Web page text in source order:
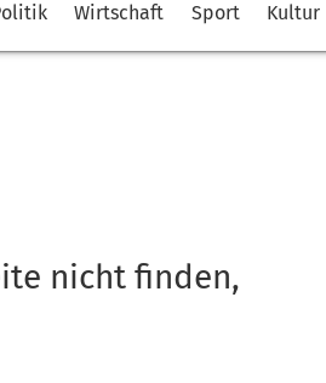
Wirtschaft Sport Kultur
nicht finden,